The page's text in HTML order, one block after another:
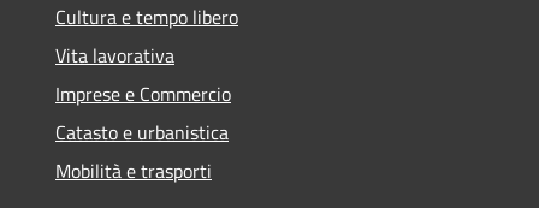
Cultura e tempo libero
Vita lavorativa
Imprese e Commercio
Catasto e urbanistica
Mobilità e trasporti